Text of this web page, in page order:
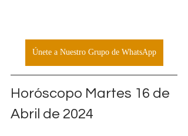
Únete a Nuestro Grupo de WhatsApp
Horóscopo Martes 16 de
Abril de 2024